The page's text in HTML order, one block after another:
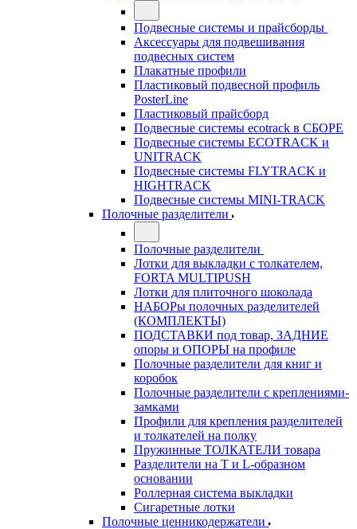
Подвесные системы и прайсборды
Аксессуары для подвешивания
подвесных систем
Плакатные профили
Пластиковый подвесной профиль
PosterLine
Пластиковый прайсборд
Подвесные системы ecotrack в СБОРЕ
Подвесные системы ECOTRACK и
UNITRACK
Подвесные системы FLYTRACK и
HIGHTRACK
Подвесные системы MINI-TRACK
Полочные разделители
Полочные разделители
Лотки для выкладки с толкателем,
FORTA MULTIPUSH
Лотки для плиточного шоколада
НАБОРы полочных разделителей
(КОМПЛЕКТЫ)
ПОДСТАВКИ под товар, ЗАДНИЕ
опоры и ОПОРЫ на профиле
Полочные разделители для книг и
коробок
Полочные разделители с креплениями-
замками
Профили для крепления разделителей
и толкателей на полку
Пружинные ТОЛКАТЕЛИ товара
Разделители на Т и L-образном
основании
Роллерная система выкладки
Сигаретные лотки
Полочные ценникодержатели